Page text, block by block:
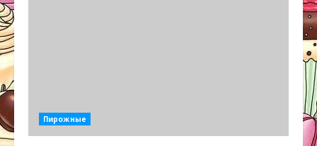
Пирожные